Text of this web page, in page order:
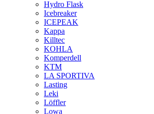
Hydro Flask
Icebreaker
ICEPEAK
Kappa
Killtec
KOHLA
Komperdell
KTM
LA SPORTIVA
Lasting
Leki
Löffler
Lowa